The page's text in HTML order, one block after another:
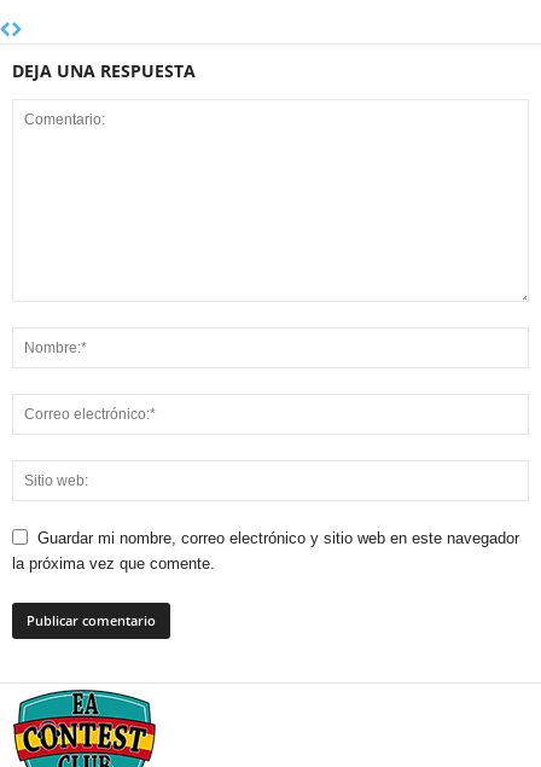
DEJA UNA RESPUESTA
Guardar mi nombre, correo electrónico y sitio web en este navegador
la próxima vez que comente.